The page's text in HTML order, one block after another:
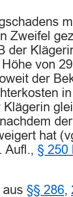
Zweifel
der
von
der
hat
Aufl., § 250
§§ 286,